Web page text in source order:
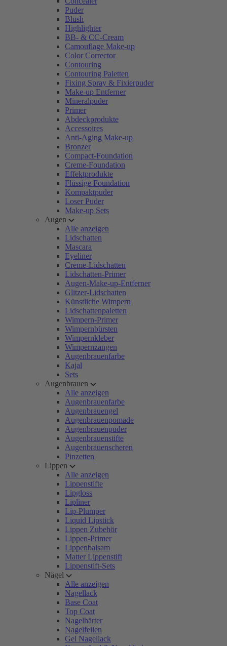
Puder
Blush
Highlighter
BB- & CC-Cream
Camouflage Make-up
Color Corrector
Contouring
Contouring Paletten
Fixing Spray & Fixierpuder
Make-up Entferner
Mineralpuder
Primer
Abdeckprodukte
Accessoires
Anti-Aging Make-up
Bronzer
Compact-Foundation
Creme-Foundation
Effektprodukte
Flüssige Foundation
Kompaktpuder
Loser Puder
Make-up Sets
Augen
Alle anzeigen
Lidschatten
Mascara
Eyeliner
Creme-Lidschatten
Lidschatten-Primer
Augen-Make-up-Entferner
Glitzer-Lidschatten
Künstliche Wimpern
Lidschattenpaletten
Wimpern-Primer
Wimpernbürsten
Wimpernkleber
Wimpernzangen
Augenbrauenfarbe
Kajal
Sets
Augenbrauen
Alle anzeigen
Augenbrauenfarbe
Augenbrauengel
Augenbrauenpomade
Augenbrauenpuder
Augenbrauenstifte
Augenbrauenscheren
Pinzetten
Lippen
Alle anzeigen
Lippenstifte
Lipgloss
Lipliner
Lip-Plumper
Liquid Lipstick
Lippen Zubehör
Lippen-Primer
Lippenbalsam
Matter Lippenstift
Lippenstift-Sets
Nägel
Alle anzeigen
Nagellack
Base Coat
Top Coat
Nagelhärter
Nagelfeilen
Gel Nagellack